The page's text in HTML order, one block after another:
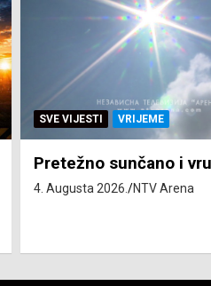
SVE VIJESTI ZEMLJA
Pravo na subvenciju
“Belarus” ostvarila 84